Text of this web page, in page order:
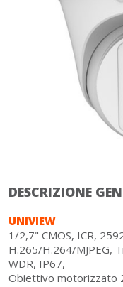
DESCRIZIONE
UNIVIEW
1/2,7" CMOS, ICR,
H.265/H.264/MJPEG,
WDR, IP67,
Obiettivo motorizzato